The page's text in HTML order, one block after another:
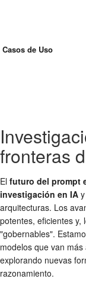
Casos de Uso
fronteras
El futuro del prompt
investigación en IA
arquitecturas. Los
potentes, eficientes y,
"gobernables".
modelos que van
explorando nuevas
razonamiento.